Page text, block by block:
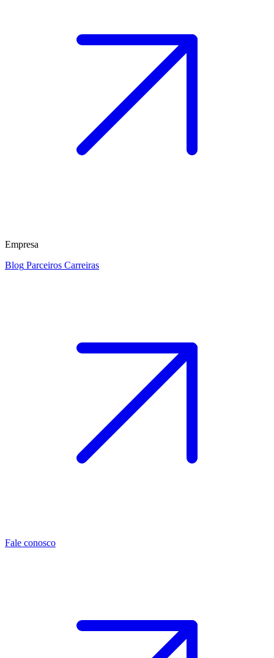
Empresa
Blog Parceiros Carreiras
Fale conosco